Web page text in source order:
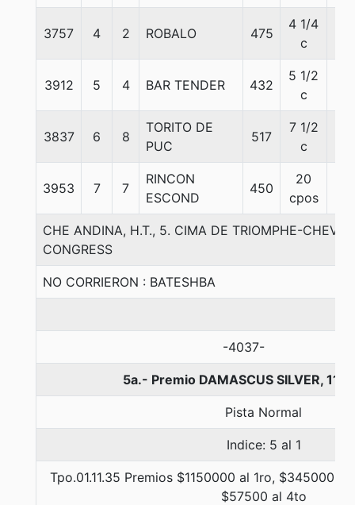
3757 4 2 ROBALO 475
4 1/4
c
3912 5 4 BAR TENDER 432
5 1/2
c
3837 6 8
TORITO DE
PUC
517
7 1/2
c
3953 7 7
RINCON
ESCOND
450
20
cpos
CHE ANDINA, H.T., 5. CIMA DE TRIOMPHE-
CONGRESS
NO CORRIERON : BATESHBA
-4037-
5a.- Premio DAMASCUS SILVER,
Pista Normal
Indice: 5 al 1
Tpo.01.11.35 Premios $1150000 al 1ro, $345000
$57500 al 4to